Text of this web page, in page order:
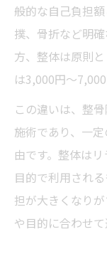
般的な自己負担
撲、骨折など明
方、整体は原則
は3,000円〜
この違いは、整
施術であり、一
由です。整体は
目的で利用され
担が大きくなり
や目的に合わせ